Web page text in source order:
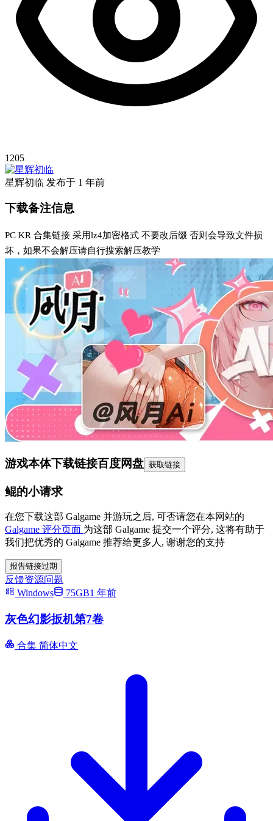
1205
星辉初临 发布于 1 年前
下载备注信息
PC KR 合集链接 采用lz4加密格式 不要改后缀 否则会导致文件损
坏，如果不会解压请自行搜索解压教学
游戏本体下载链接百度网盘 获取链接
鲲的小请求
在您下载这部 Galgame 并游玩之后, 可否请您在本网站的
Galgame 评分页面 为这部 Galgame 提交一个评分, 这将有助于
我们把优秀的 Galgame 推荐给更多人, 谢谢您的支持
报告链接过期
反馈资源问题
Windows
75GB1 年前
灰色幻影扳机第7卷
合集 简体中文